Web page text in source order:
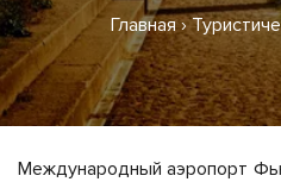
Главная›
Международный аэропорт